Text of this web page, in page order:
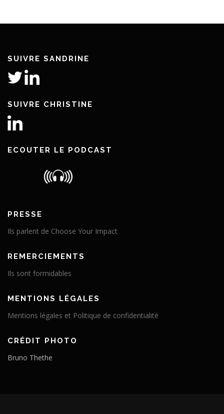
SUIVRE SANDRINE
SUIVRE CHRISTINE
ECOUTER LE PODCAST
PRESSE
Ils parlent de Choose Your Impact
REMERCIEMENTS
Ils sont formidables
MENTIONS LÉGALES
Mentions légales et Politique de confidentialité
CRÉDIT PHOTO
Bruno Thethe